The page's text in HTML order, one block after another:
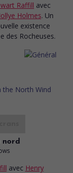
Raffill avec
Holmes. Un
existence
des Rocheuses.
nord
avec Henry